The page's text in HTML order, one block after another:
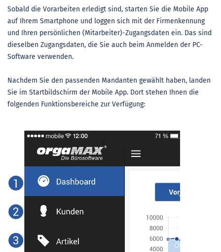
Sobald die Vorarbeiten erledigt sind, starten Sie die Mobile App
auf Ihrem Smartphone und loggen sich mit der Firmenkennung
und Ihren persönlichen (Mitarbeiter)-Zugangsdaten ein. Das sind
dieselben Zugangsdaten, die Sie auch beim Anmelden der PC-
Software verwenden.
Nachdem Sie den passenden Mandanten gewählt haben, landen
Sie im Startbildschirm der Mobile App. Dort stehen Ihnen die
folgenden Funktionsbereiche zur Verfügung: